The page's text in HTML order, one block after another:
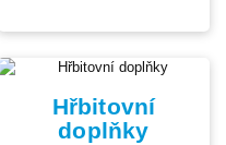
Hřbitovní
doplňky